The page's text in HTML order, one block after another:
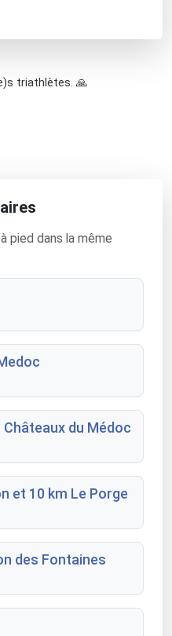
triathlètes. 🙏
pied dans la même
du Médoc
et 10 km Le Porge
des Fontaines